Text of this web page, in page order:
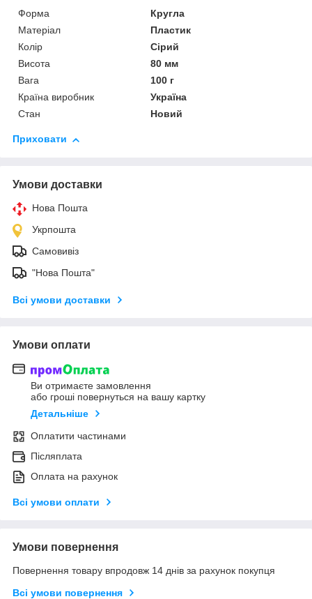
Форма
Кругла
Матеріал
Пластик
Колір
Сірий
Висота
80 мм
Вага
100 г
Країна виробник
Україна
Стан
Новий
Приховати
Умови доставки
Нова Пошта
Укрпошта
Самовивіз
"Нова Пошта"
Всі умови доставки
Умови оплати
Ви отримаєте замовлення
або гроші повернуться на вашу картку
Детальніше
Оплатити частинами
Післяплата
Оплата на рахунок
Всі умови оплати
Умови повернення
Повернення товару впродовж 14 днів за рахунок покупця
Всі умови повернення